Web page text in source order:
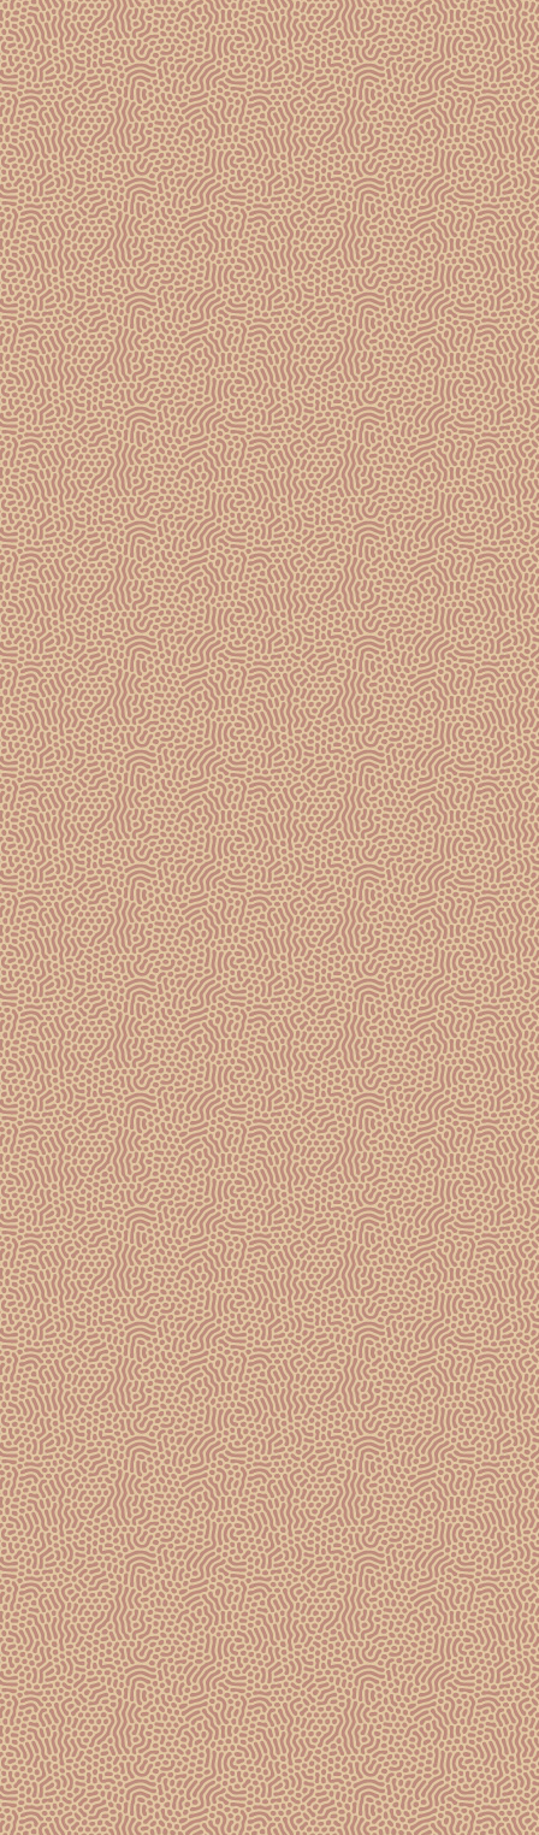
dessert aux fruits de la passion
ou une régressive crêpe Suzette.
Il sera également un superbe
partenaire d’une cuisine exotique
épicée : tajine, porc au caramel
ou cuisine indienne...
NOS VINS DE CHAMPAGNE
DÉCOUVRIR
NOUS SUIVRE
@champagnegossetofficiel
/champagnegossetofficiel
@champagne-gosset
ACHETER EN LIGNE
MAISON GOSSET
NOS ACTUALITÉS
LE DOMAINE
RESPONSABILITÉ SOCIALE
ET ENVIRONNEMENTALE
CHARTE D’EXCELLENCE
GOSSET GRANDE RÉSERVE
GOSSET GRAND ROSÉ
GOSSET GRAND BLANC DE BLANCS
GOSSET PETITE DOUCEUR ROSÉ
12 ANS DE CAVE A MINIMA ROSÉ
GOSSET CELEBRIS VINTAGE 2008
GOSSET CELEBRIS ROSÉ 2008
GOSSET CELEBRIS BLANC DE BLANCS 2012
NOUS CONTACTER